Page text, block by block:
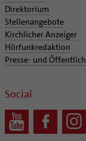
Direktorium
Stellenangebote
Kirchlicher Anzeiger
Hörfunkredaktion
Presse- und
Social